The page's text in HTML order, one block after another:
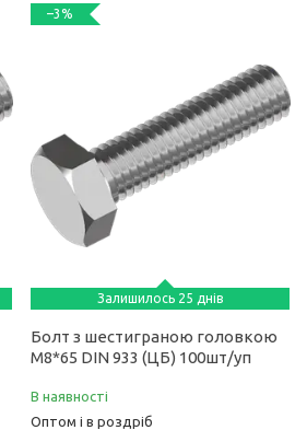
–3%
Залишилось 25 днів
Болт з шестиграною головкою
М8*65 DIN 933 (ЦБ) 100шт/уп
В наявності
Оптом і в роздріб